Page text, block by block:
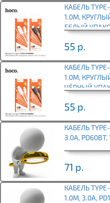
КАБЕЛЬ TYPE-
1.0М,
БЕЛЫЙ
55 р.
КАБЕЛЬ TYPE-
1.0М,
ЧЁРНЫЙ
55 р.
КАБЕЛЬ
3.0A,
71 р.
КАБЕЛЬ TYPE-
1.0М, 3.0A,